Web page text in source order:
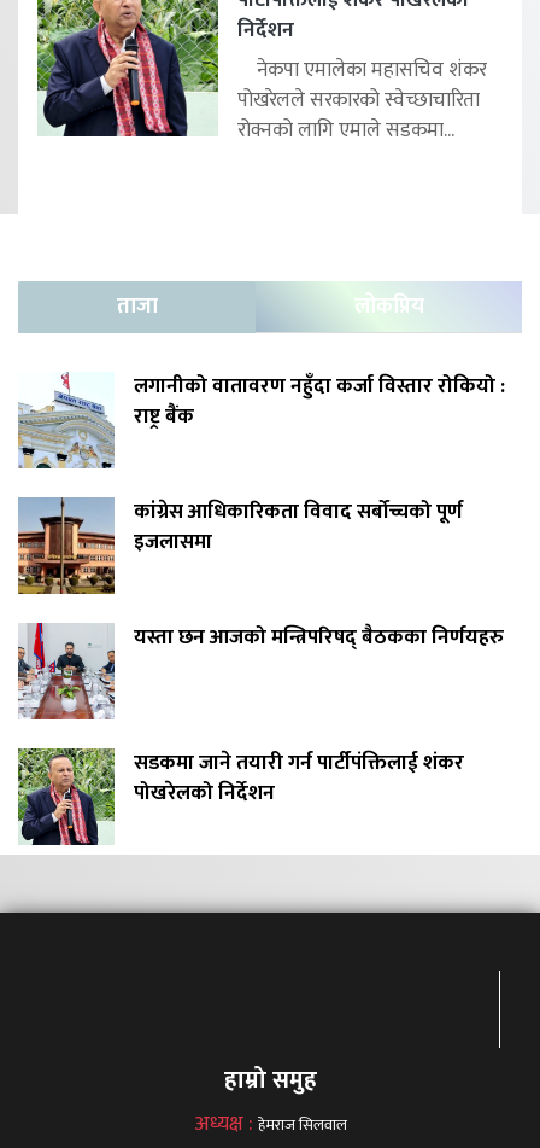
निर्देशन
नेकपा एमालेका महासचिव शंकर
पोखरेलले सरकारको स्वेच्छाचारिता
रोक्नको लागि एमाले सडकमा...
ताजा लोकप्रिय
लगानीको वातावरण नहुँदा कर्जा विस्तार रोकियो :
राष्ट्र बैंक
कांग्रेस आधिकारिकता विवाद सर्बोच्चको पूर्ण
इजलासमा
यस्ता छन आजको मन्त्रिपरिषद् बैठकका निर्णयहरु
सडकमा जाने तयारी गर्न पार्टीपंक्तिलाई शंकर
पोखरेलको निर्देशन
हाम्रो समुह
अध्यक्ष : हेमराज सिलवाल